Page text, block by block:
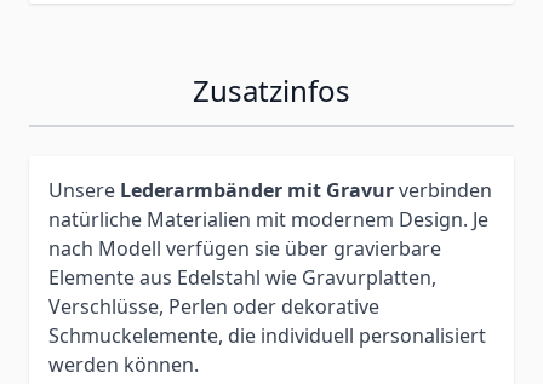
Zusatzinfos
Unsere Lederarmbänder mit Gravurverbinden
natürliche Materialien mit modernem Design. Je
nach Modell verfügen sie über gravierbare
Elemente aus Edelstahl wie Gravurplatten,
Verschlüsse, Perlen oder dekorative
Schmuckelemente, die individuell personalisiert
werden können.